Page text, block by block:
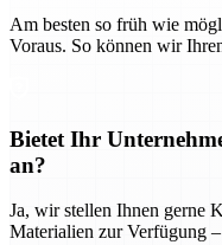
Am besten so früh wie
Voraus. So können wir
Bietet Ihr
an?
Ja, wir stellen Ihnen gerne
Materialien zur Verfügung